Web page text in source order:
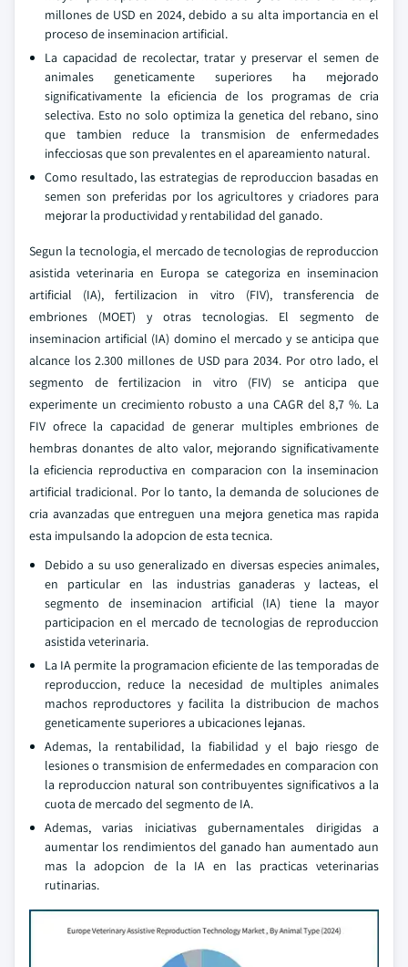
millones de USD en 2024, debido a su alta importancia en el
proceso de inseminacion artificial.
La capacidad de recolectar, tratar y preservar el semen de
animales geneticamente superiores ha mejorado
significativamente la eficiencia de los programas de cria
selectiva. Esto no solo optimiza la genetica del rebano, sino
que tambien reduce la transmision de enfermedades
infecciosas que son prevalentes en el apareamiento natural.
Como resultado, las estrategias de reproduccion basadas en
semen son preferidas por los agricultores y criadores para
mejorar la productividad y rentabilidad del ganado.
Segun la tecnologia, el mercado de tecnologias de reproduccion
asistida veterinaria en Europa se categoriza en inseminacion
artificial (IA), fertilizacion in vitro (FIV), transferencia de
embriones (MOET) y otras tecnologias. El segmento de
inseminacion artificial (IA) domino el mercado y se anticipa que
alcance los 2.300 millones de USD para 2034. Por otro lado, el
segmento de fertilizacion in vitro (FIV) se anticipa que
experimente un crecimiento robusto a una CAGR del 8,7 %. La
FIV ofrece la capacidad de generar multiples embriones de
hembras donantes de alto valor, mejorando significativamente
la eficiencia reproductiva en comparacion con la inseminacion
artificial tradicional. Por lo tanto, la demanda de soluciones de
cria avanzadas que entreguen una mejora genetica mas rapida
esta impulsando la adopcion de esta tecnica.
Debido a su uso generalizado en diversas especies animales,
en particular en las industrias ganaderas y lacteas, el
segmento de inseminacion artificial (IA) tiene la mayor
participacion en el mercado de tecnologias de reproduccion
asistida veterinaria.
La IA permite la programacion eficiente de las temporadas de
reproduccion, reduce la necesidad de multiples animales
machos reproductores y facilita la distribucion de machos
geneticamente superiores a ubicaciones lejanas.
Ademas, la rentabilidad, la fiabilidad y el bajo riesgo de
lesiones o transmision de enfermedades en comparacion con
la reproduccion natural son contribuyentes significativos a la
cuota de mercado del segmento de IA.
Ademas, varias iniciativas gubernamentales dirigidas a
aumentar los rendimientos del ganado han aumentado aun
mas la adopcion de la IA en las practicas veterinarias
rutinarias.